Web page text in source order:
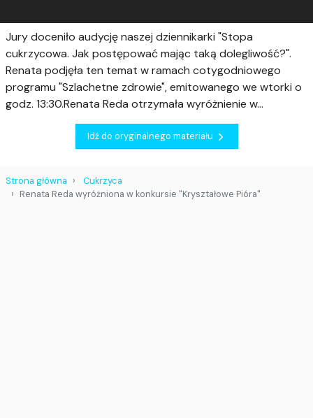
Jury doceniło audycję naszej dziennikarki "Stopa
cukrzycowa. Jak postępować mając taką dolegliwość?".
Renata podjęła ten temat w ramach cotygodniowego
programu "Szlachetne zdrowie", emitowanego we wtorki o
godz. 13:30.Renata Reda otrzymała wyróżnienie w...
Idź do oryginalnego materiału
Strona główna
Cukrzyca
Renata Reda wyróżniona w konkursie "Kryształowe Pióra"